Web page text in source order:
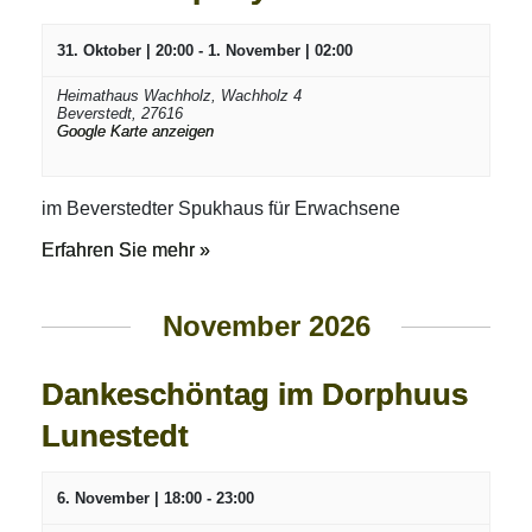
31. Oktober | 20:00 - 1. November | 02:00
Heimathaus Wachholz, Wachholz 4
Beverstedt 27616
Google Karte anzeigen
im Beverstedter Spukhaus für Erwachsene
Erfahren Sie mehr »
November 2026
Dankeschöntag im Dorphuus
Lunestedt
6. November | 18:00 - 23:00